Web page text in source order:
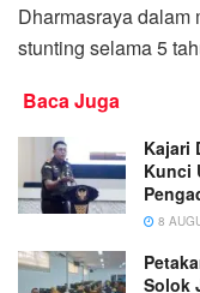
Dharmasraya dalam
stunting selama 5
Baca Juga
Kajari
Kunci
8
Solok